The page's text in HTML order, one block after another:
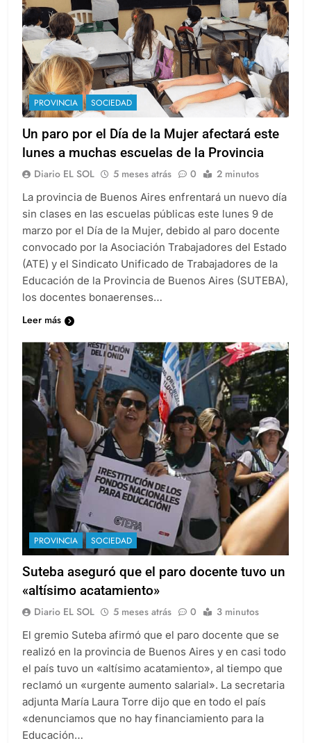
PROVINCIA SOCIEDAD
Un paro por el Día de la Mujer afectará este
lunes a muchas escuelas de la Provincia
Diario EL SOL 5 meses atrás 0 2 minutos
La provincia de Buenos Aires enfrentará un nuevo día
sin clases en las escuelas públicas este lunes 9 de
marzo por el Día de la Mujer, debido al paro docente
convocado por la Asociación Trabajadores del Estado
(ATE) y el Sindicato Unificado de Trabajadores de la
Educación de la Provincia de Buenos Aires (SUTEBA),
los docentes bonaerenses…
Leer más
PROVINCIA SOCIEDAD
Suteba aseguró que el paro docente tuvo un
«altísimo acatamiento»
Diario EL SOL 5 meses atrás 0 3 minutos
El gremio Suteba afirmó que el paro docente que se
realizó en la provincia de Buenos Aires y en casi todo
el país tuvo un «altísimo acatamiento», al tiempo que
reclamó un «urgente aumento salarial». La secretaria
adjunta María Laura Torre dijo que en todo el país
«denunciamos que no hay financiamiento para la
Educación…